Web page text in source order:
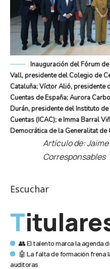
Inauguración del Fórum
Vall, presidente del Colegio de
Cataluña; Víctor Alió, presidente
Cuentas de España; Aurora
Durán, presidente del Instituto
Cuentas (ICAC); e Imma Barral
Democrática de la Generalitat de
Artículo de:
Corresponsables
Escuchar
👥 El talento marca la agenda
🤖 La falta de formación frena
auditoras